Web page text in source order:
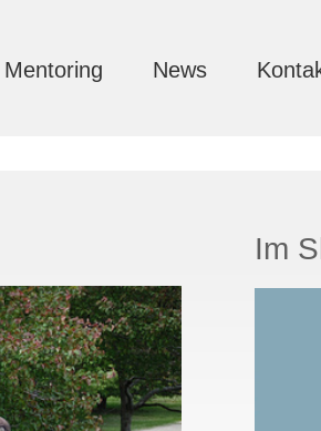
Mentoring News
Im